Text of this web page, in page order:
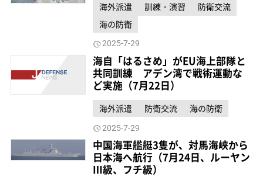
海外派遣 訓練・演習
防衛交流
海の防衛
2025-7-29
海自「はるさめ」がEU海上部隊と
共同訓練 アデン湾で戦術運動な
ど実施（7月22日）
海外派遣 防衛交流 海の防衛
2025-7-29
中国海軍艦艇3隻が、対馬海峡から
日本海へ航行（7月24日、ルーヤン
Ⅲ級、フチ級）